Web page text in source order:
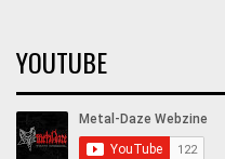
YOUTUBE